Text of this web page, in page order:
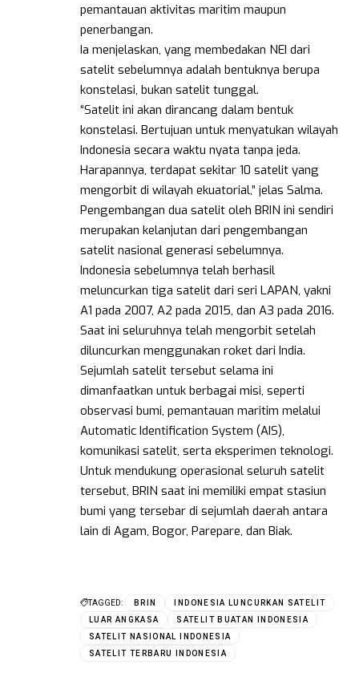
pemantauan aktivitas maritim maupun
penerbangan.
Ia menjelaskan, yang membedakan NEI dari
satelit sebelumnya adalah bentuknya berupa
konstelasi, bukan satelit tunggal.
“Satelit ini akan dirancang dalam bentuk
konstelasi. Bertujuan untuk menyatukan wilayah
Indonesia secara waktu nyata tanpa jeda.
Harapannya, terdapat sekitar 10 satelit yang
mengorbit di wilayah ekuatorial,” jelas Salma.
Pengembangan dua satelit oleh BRIN ini sendiri
merupakan kelanjutan dari pengembangan
satelit nasional generasi sebelumnya.
Indonesia sebelumnya telah berhasil
meluncurkan tiga satelit dari seri LAPAN, yakni
A1 pada 2007, A2 pada 2015, dan A3 pada 2016.
Saat ini seluruhnya telah mengorbit setelah
diluncurkan menggunakan roket dari India.
Sejumlah satelit tersebut selama ini
dimanfaatkan untuk berbagai misi, seperti
observasi bumi, pemantauan maritim melalui
Automatic Identification System (AIS),
komunikasi satelit, serta eksperimen teknologi.
Untuk mendukung operasional seluruh satelit
tersebut, BRIN saat ini memiliki empat stasiun
bumi yang tersebar di sejumlah daerah antara
lain di Agam, Bogor, Parepare, dan Biak.
TAGGED: BRIN
INDONESIA LUNCURKAN SATELIT
LUAR ANGKASA
SATELIT BUATAN INDONESIA
SATELIT NASIONAL INDONESIA
SATELIT TERBARU INDONESIA